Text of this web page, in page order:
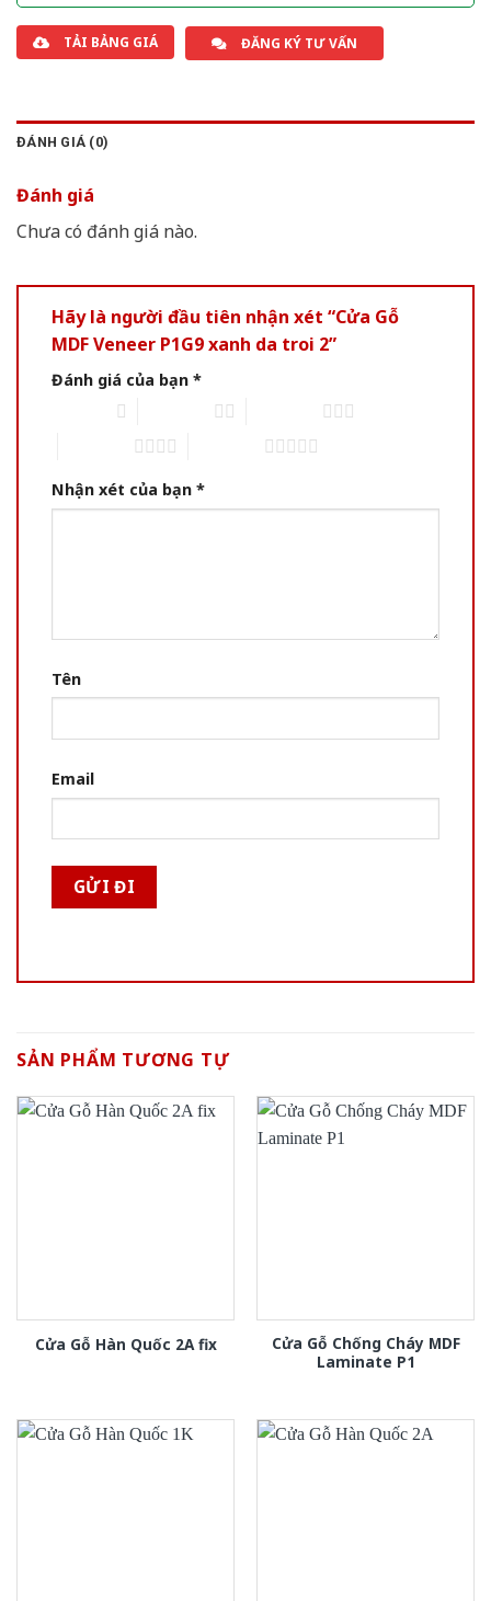
TẢI BẢNG GIÁ ĐĂNG KÝ TƯ VẤN
ĐÁNH GIÁ (0)
Đánh giá
Chưa có đánh giá nào.
Hãy là người đầu tiên nhận xét “Cửa Gỗ
MDF Veneer P1G9 xanh da troi 2”
Đánh giá của bạn *
Nhận xét của bạn *
Tên
Email
SẢN PHẨM TƯƠNG TỰ
Cửa Gỗ Hàn Quốc 2A fix
Cửa Gỗ Chống Cháy MDF
Laminate P1